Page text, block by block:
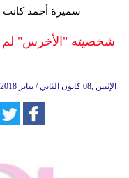
سميرة أحمد كانت
06:24 2018 الإثنين ,08 كانون الثاني / يناير